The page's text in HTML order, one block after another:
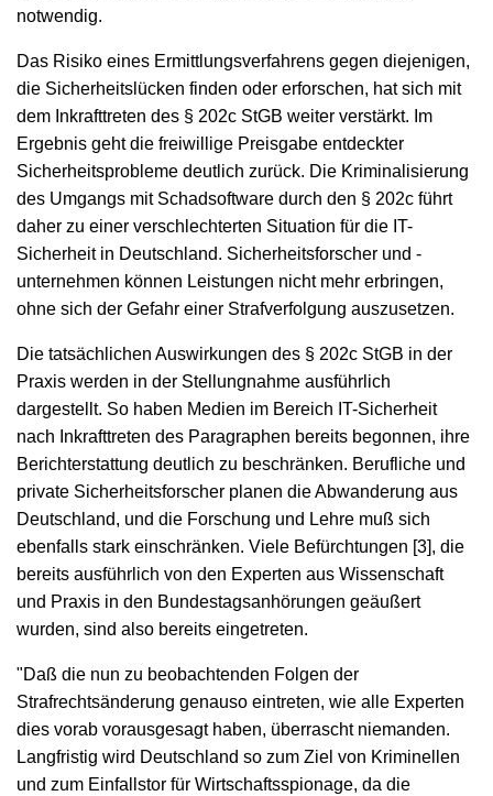
notwendig.
Das Risiko eines Ermittlungsverfahrens gegen diejenigen,
die Sicherheitslücken finden oder erforschen, hat sich mit
dem Inkrafttreten des § 202c StGB weiter verstärkt. Im
Ergebnis geht die freiwillige Preisgabe entdeckter
Sicherheitsprobleme deutlich zurück. Die Kriminalisierung
des Umgangs mit Schadsoftware durch den § 202c führt
daher zu einer verschlechterten Situation für die IT-
Sicherheit in Deutschland. Sicherheitsforscher und -
unternehmen können Leistungen nicht mehr erbringen,
ohne sich der Gefahr einer Strafverfolgung auszusetzen.
Die tatsächlichen Auswirkungen des § 202c StGB in der
Praxis werden in der Stellungnahme ausführlich
dargestellt. So haben Medien im Bereich IT-Sicherheit
nach Inkrafttreten des Paragraphen bereits begonnen, ihre
Berichterstattung deutlich zu beschränken. Berufliche und
private Sicherheitsforscher planen die Abwanderung aus
Deutschland, und die Forschung und Lehre muß sich
ebenfalls stark einschränken. Viele Befürchtungen [3], die
bereits ausführlich von den Experten aus Wissenschaft
und Praxis in den Bundestagsanhörungen geäußert
wurden, sind also bereits eingetreten.
"Daß die nun zu beobachtenden Folgen der
Strafrechtsänderung genauso eintreten, wie alle Experten
dies vorab vorausgesagt haben, überrascht niemanden.
Langfristig wird Deutschland so zum Ziel von Kriminellen
und zum Einfallstor für Wirtschaftsspionage, da die